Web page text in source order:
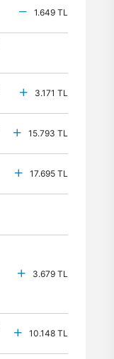
1.649 TL
3.171 TL
15.793 TL
17.695 TL
3.679 TL
10.148 TL